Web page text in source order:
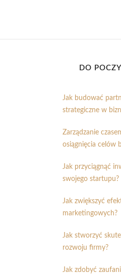
DO
Jak budować
strategiczne w
Zarządzanie
osiągnięcia celów
Jak przyciągnąć
swojego startupu?
Jak zwiększyć
marketingowych?
Jak stworzyć
rozwoju firmy?
Jak zdobyć